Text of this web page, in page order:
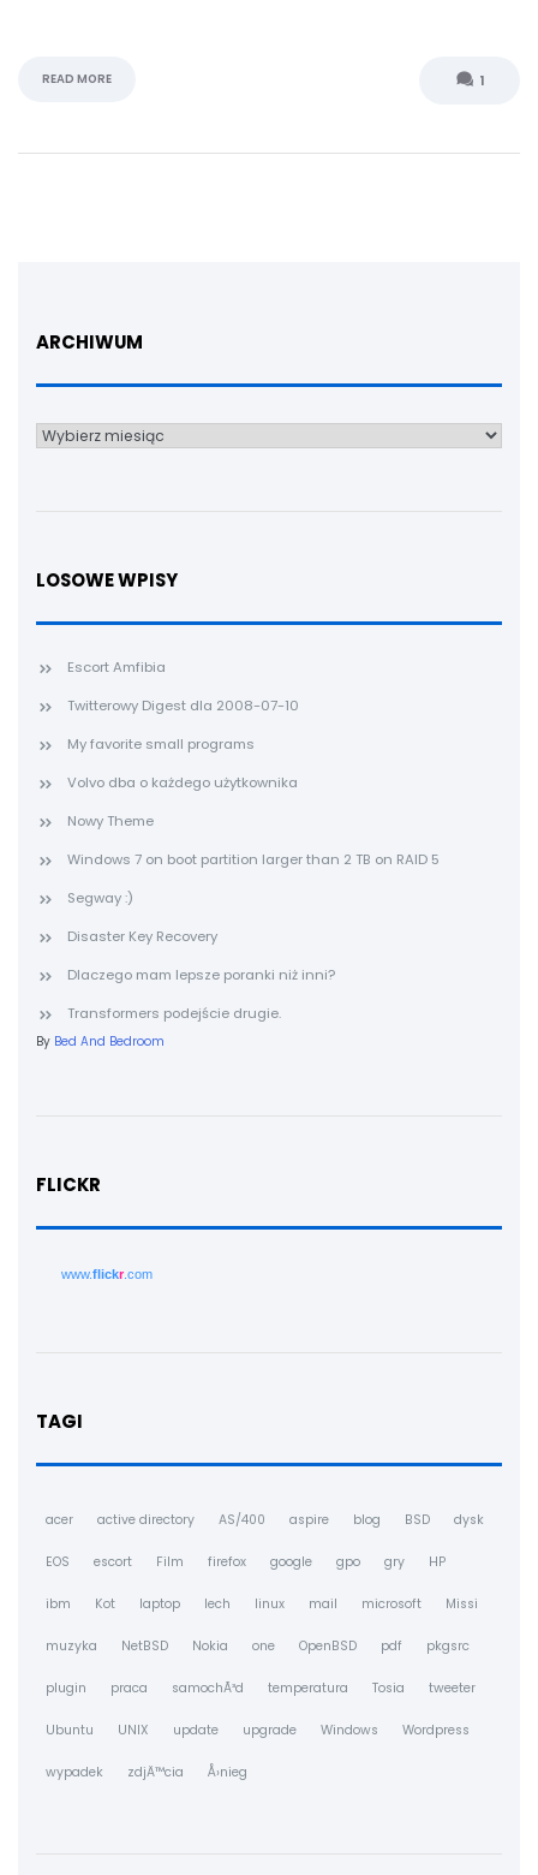
READ MORE 1
ARCHIWUM
Archiwum
LOSOWE WPISY
Escort Amfibia
Twitterowy Digest dla 2008-07-10
My favorite small programs
Volvo dba o każdego użytkownika
Nowy Theme
Windows 7 on boot partition larger than 2 TB on RAID 5
Segway :)
Disaster Key Recovery
Dlaczego mam lepsze poranki niż inni?
Transformers podejście drugie.
By Bed And Bedroom
FLICKR
www.flickr.com
TAGI
acer active directory AS/400 aspire blog BSD dysk
EOS escort Film firefox google gpo gry HP
ibm Kot laptop lech linux mail microsoft Missi
muzyka NetBSD Nokia one OpenBSD pdf pkgsrc
plugin praca samochÃ³d temperatura Tosia tweeter
Ubuntu UNIX update upgrade Windows Wordpress
wypadek zdjÄ™cia Å›nieg